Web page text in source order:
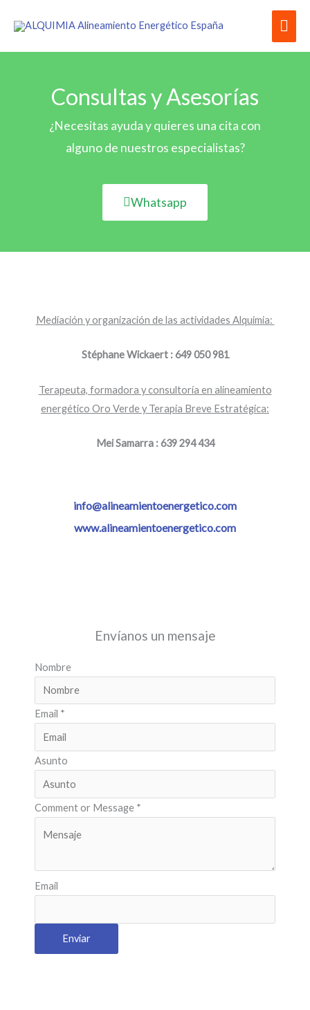
Consultas y Asesorías
¿Necesitas ayuda y quieres una cita con
alguno de nuestros especialistas?
Whatsapp
Mediación y organización de las actividades Alquimia:
Stéphane Wickaert : 649 050 981
Terapeuta, formadora y consultoría en alineamiento
energético Oro Verde y Terapia Breve Estratégica:
Mei Samarra : 639 294 434
info@alineamientoenergetico.com
www.alineamientoenergetico.com
Envíanos un mensaje
Nombre
Email *
Asunto
Comment or Message *
Email
Enviar